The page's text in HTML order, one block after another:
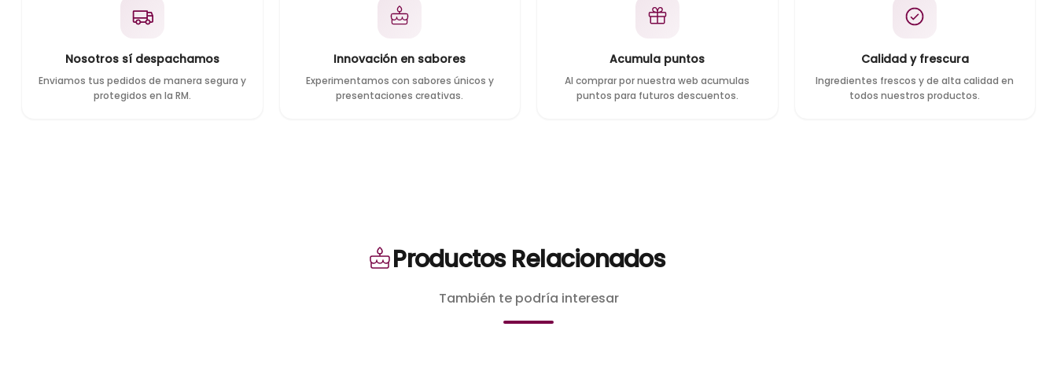
Nosotros sí despachamos
Enviamos tus pedidos de manera segura y
protegidos en la RM.
Innovación en sabores
Experimentamos con sabores únicos y
presentaciones creativas.
Acumula puntos
Al comprar por nuestra web acumulas
puntos para futuros descuentos.
Calidad y frescura
Ingredientes frescos y de alta calidad en
todos nuestros productos.
Productos Relacionados
También te podría interesar